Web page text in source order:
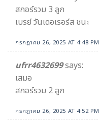
สกอร์รวม 3 ลูก
เบรย์ วันเดอเรอร์ส ชนะ
กรกฎาคม 26, 2025 AT 4:48 PM
ufrr4632699says:
เสมอ
สกอร์รวม 2 ลูก
กรกฎาคม 26, 2025 AT 4:52 PM